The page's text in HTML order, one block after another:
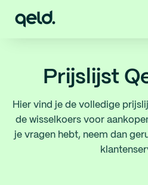
Prijslijst
Hier vind je de volledige
de wisselkoers voor
je vragen hebt, neem dan